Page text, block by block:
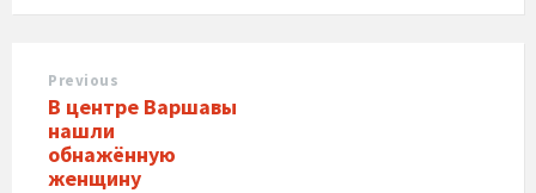
Previous
В центре Варшавы
нашли
обнажённую
женщину